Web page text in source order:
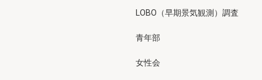
LOBO（早期景気観測）調査
青年部
女性会